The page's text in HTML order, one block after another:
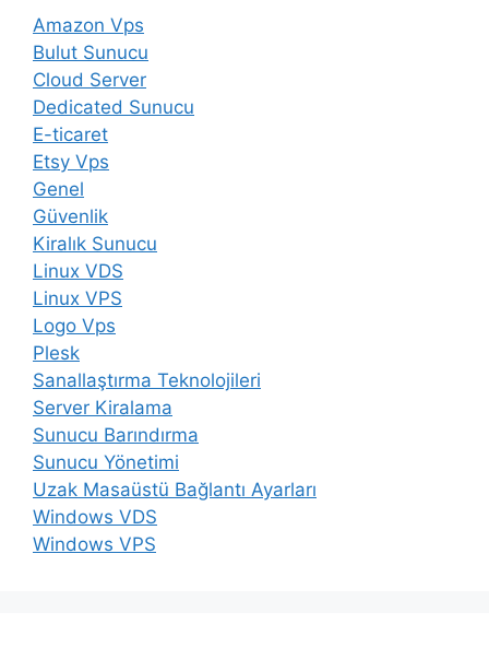
Amazon Vps
Bulut Sunucu
Cloud Server
Dedicated Sunucu
E-ticaret
Etsy Vps
Genel
Güvenlik
Kiralık Sunucu
Linux VDS
Linux VPS
Logo Vps
Plesk
Sanallaştırma Teknolojileri
Server Kiralama
Sunucu Barındırma
Sunucu Yönetimi
Uzak Masaüstü Bağlantı Ayarları
Windows VDS
Windows VPS